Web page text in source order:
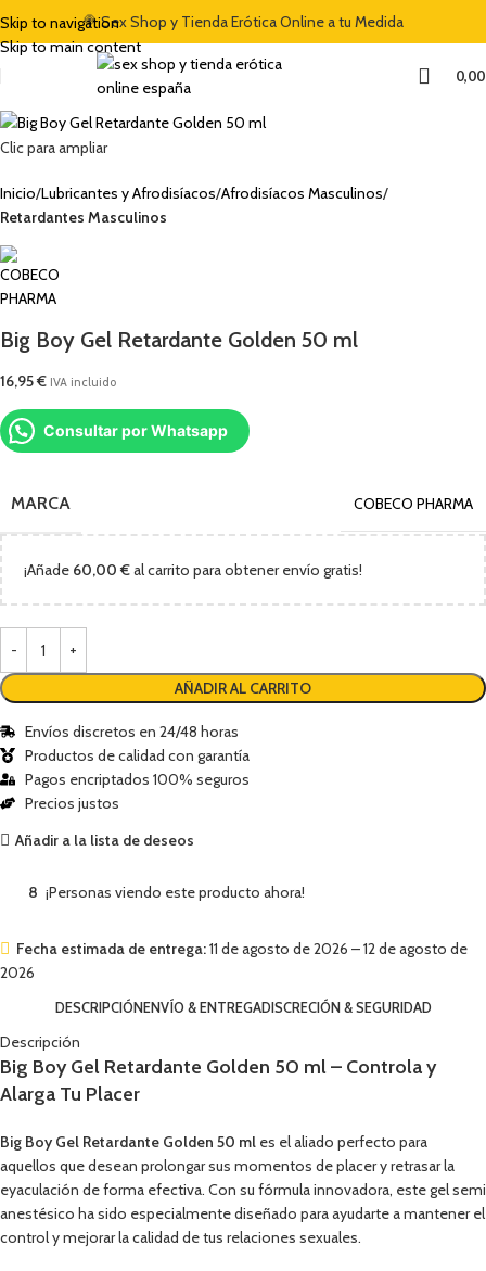
Skip to navigation
Skip to main content
🍭 Sex Shop y Tienda Erótica Online a tu Medida
Clic para ampliar
Inicio Lubricantes y Afrodisíacos Afrodisíacos Masculinos
Retardantes Masculinos
Big Boy Gel Retardante Golden 50 ml
16,95€ IVA incluido
Consultar por Whatsapp
MARCA COBECO PHARMA
¡Añade 60,00 €al carrito para obtener envío gratis!
AÑADIR AL CARRITO
Envíos discretos en 24/48 horas
Productos de calidad con garantía
Pagos encriptados 100% seguros
Precios justos
Añadir a la lista de deseos
8 ¡Personas viendo este producto ahora!
Fecha estimada de entrega:11 de agosto de 2026 – 12 de agosto de
2026
DESCRIPCIÓNENVÍO & ENTREGADISCRECIÓN & SEGURIDAD
Descripción
Big Boy Gel Retardante Golden 50 ml – Controla y
Alarga Tu Placer
Big Boy Gel Retardante Golden 50 ml es el aliado perfecto para
aquellos que desean prolongar sus momentos de placer y retrasar la
eyaculación de forma efectiva. Con su fórmula innovadora, este gel semi
anestésico ha sido especialmente diseñado para ayudarte a mantener el
control y mejorar la calidad de tus relaciones sexuales.
DEL 5% CON EL CÓDIGO "DULCES5"🏷️ CUPÓN DE DESCUENTO